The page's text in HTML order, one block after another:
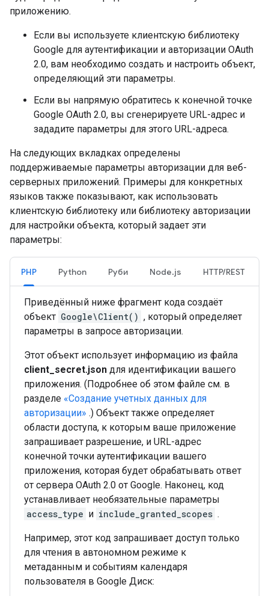
приложению.
Если вы используете клиентскую библиотеку
Google для аутентификации и авторизации OAuth
2.0, вам необходимо создать и настроить объект,
определяющий эти параметры.
Если вы напрямую обратитесь к конечной точке
Google OAuth 2.0, вы сгенерируете URL-адрес и
зададите параметры для этого URL-адреса.
На следующих вкладках определены
поддерживаемые параметры авторизации для веб-
серверных приложений. Примеры для конкретных
языков также показывают, как использовать
клиентскую библиотеку или библиотеку авторизации
для настройки объекта, который задает эти
параметры:
PHP Python Руби Node.js HTTP/REST
Приведённый ниже фрагмент кода создаёт
объект Google\Client() , который определяет
параметры в запросе авторизации.
Этот объект использует информацию из файла
client_secret.json для идентификации вашего
приложения. (Подробнее об этом файле см. в
разделе «Создание учетных данных для
авторизации» .) Объект также определяет
области доступа, к которым ваше приложение
запрашивает разрешение, и URL-адрес
конечной точки аутентификации вашего
приложения, которая будет обрабатывать ответ
от сервера OAuth 2.0 от Google. Наконец, код
устанавливает необязательные параметры
access_type и include_granted_scopes .
Например, этот код запрашивает доступ только
для чтения в автономном режиме к
метаданным и событиям календаря
пользователя в Google Диск: